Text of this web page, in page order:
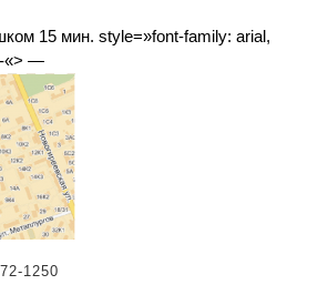
15 мин. style=»font-family: arial,
«> —
1250